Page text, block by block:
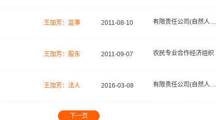
王加芳：监事 2011-08-10 有限责任公司(自然人独资)
王加芳：股东 2011-09-07 农民专业合作经济组织
王加芳：法人 2016-03-08 有限责任公司(自然人独资)
下一页